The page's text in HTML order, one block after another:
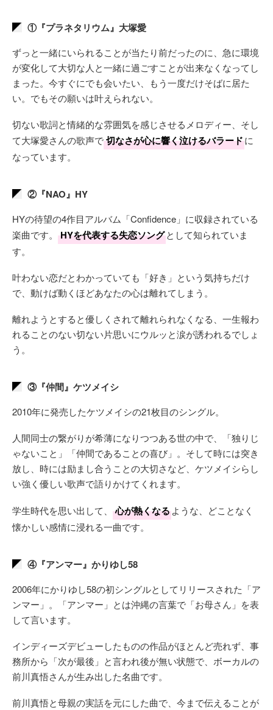
①『プラネタリウム』大塚愛
ずっと一緒にいられることが当たり前だったのに、急に環境
が変化して大切な人と一緒に過ごすことが出来なくなってし
まった。今すぐにでも会いたい、もう一度だけそばに居た
い。でもその願いは叶えられない。
切ない歌詞と情緒的な雰囲気を感じさせるメロディー、そし
て大塚愛さんの歌声で切なさが心に響く泣けるバラードに
なっています。
②『NAO』HY
HYの待望の4作目アルバム「Confidence」に収録されている
楽曲です。
HYを代表する失恋ソングとして知られていま
す。
叶わない恋だとわかっていても「好き」という気持ちだけ
で、動けば動くほどあなたの心は離れてしまう。
離れようとすると優しくされて離れられなくなる、一生報わ
れることのない切ない片思いにウルッと涙が誘われるでしょ
う。
③『仲間』ケツメイシ
2010年に発売したケツメイシの21枚目のシングル。
人間同士の繋がりが希薄になりつつある世の中で、「独りじ
ゃないこと」「仲間であることの喜び」。そして時には突き
放し、時には励まし合うことの大切さなど、ケツメイシらし
い強く優しい歌声で語りかけてくれます。
学生時代を思い出して、 心が熱くなるような、どことなく
懐かしい感情に浸れる一曲です。
④『アンマー』かりゆし58
2006年にかりゆし58の初シングルとしてリリースされた「ア
ンマー」。「アンマー」とは沖縄の言葉で「お母さん」を表
して言います。
インディーズデビューしたものの作品がほとんど売れず、事
務所から「次が最後」と言われ後が無い状態で、ボーカルの
前川真悟さんが生み出した名曲です。
前川真悟と母親の実話を元にした曲で、今まで伝えることが